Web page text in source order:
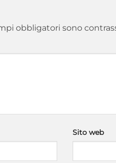
obbligatori sono
Sito web